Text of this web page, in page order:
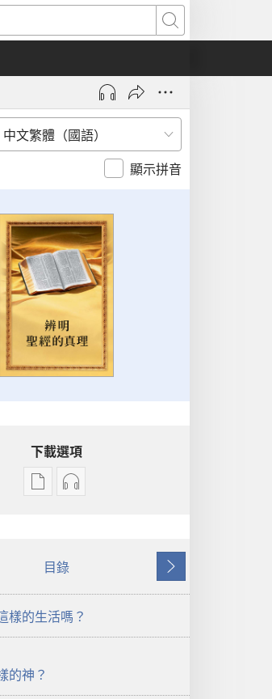
搜
尋
顯示拼音
下載選項
出
載
項
辨
聖
經
音
辨
明
目錄
下
一
樣的生活嗎？
的神？